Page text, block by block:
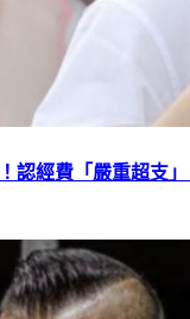
認經費「嚴重超支